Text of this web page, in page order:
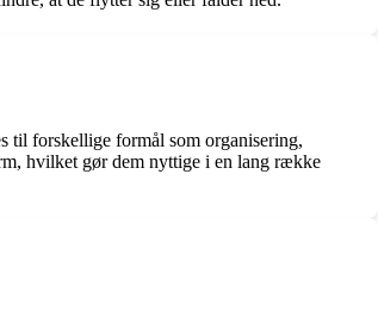
til forskellige formål som organisering,
hvilket gør dem nyttige i en lang række